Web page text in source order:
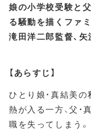
娘の小学校受験と
る騒動を描くファミ
滝田洋二郎監督、
【あらすじ】
ひとり娘・真結美
熱が入る一方、父
職を失ってしまう